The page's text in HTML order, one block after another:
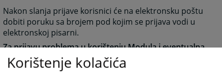
Nakon slanja prijave korisnici će na elektronsku poštu
dobiti poruku sa brojem pod kojim se prijava vodi u
elektronskoj pisarni.
Za prijavu problema u korištenju Modula i eventualna
dodatna pitanja molimo Vas da se obratite putem e-
mailavstv.imenovanja@pravosudje.ba
Korištenje kolačića